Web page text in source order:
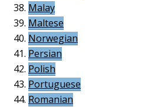
Malay
Maltese
Norwegian
Persian
Polish
Portuguese
Romanian